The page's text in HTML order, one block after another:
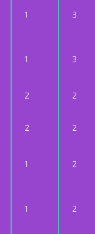
1 3
1 3
2 2
2 2
1 2
1 2